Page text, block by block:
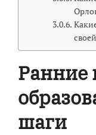
Ранние
шаги